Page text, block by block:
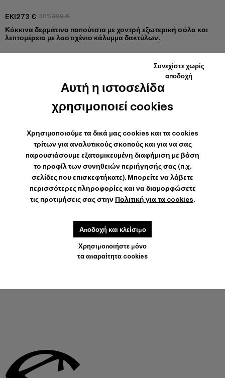
Αυτή η ιστοσελίδα
χρησιμοποιεί cookies
Χρησιμοποιούμε τα δικά μας cookies και τα cookies
τρίτων για αναλυτικούς σκοπούς και για να σας
παρουσιάσουμε εξατομικευμένη διαφήμιση με βάση
το προφίλ των συνηθειών περιήγησής σας (π.χ.
σελίδες που επισκεφτήκατε). Μπορείτε να λάβετε
περισσότερες πληροφορίες και να διαμορφώσετε
τις προτιμήσεις σας στην Πολιτική για τα cookies.
Χρησιμοποιήστε μόνο
τα απαραίτητα cookies
Συνεχίστε χωρίς
αποδοχή
Αποδοχή και κλείσιμο
EKI273 €-30%390 €
Κόκκινα δερμάτινα παπούτσια με χοντρή εξωτερική σόλα και
λεπτομέρεια με λαστιχένιο κάλυμμα δακτύλων.
Eki - K201328-002
ΑΠΟΣΤΟΛΉ & ΕΓΓΎΗΣΗ
Δωρεάν αποστολή για όλες τις παραγγελίε.
Η κλιματικά ουδέτερη παράδοση εξπρές είναι διαθέσιμη.
ΧΑΡΑΚΤΗΡΙΣΤΙΚΆ
ΦΡΟΝΤΊΔΑ ΠΡΟΪΌΝΤΟΣ
ΟΔΗΓΌΣ ΜΕΓΈΘΟΥΣ ΠΑΠΟΥΤΣΙΏΝ
ΕΠΙΛΕΞΤΕ ΤΟ ΜΕΓΕΘΟΣ ΣΑΣ
ΠΡΟΣΘΉΚΗ ΣΤΟ ΚΑΛΆΘΙ